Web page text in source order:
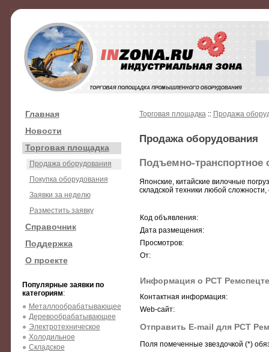
Главная
Новости
Торговая площадка
Продажа оборудования
Покупка оборудования
Заявки за неделю
Разместить заявку
Справочник
Поддержка
О проекте
Популярные заявки по
категориям:
Металлообрабатывающее
Деревообрабатывающее
Электротехническое
Холодильное
Складское
Торговая площадка:: Продажа
Продажа оборудования
Подъемно-транспортное
Японские, китайские вилочные
складской техники любой сложности,
Код объявления:
Дата размещения:
Просмотров:
От:
Информация о РСТ
Контактная информация:
Web-сайт:
Отправить E-mail для РСТ
Поля помеченные звездочкой (*)